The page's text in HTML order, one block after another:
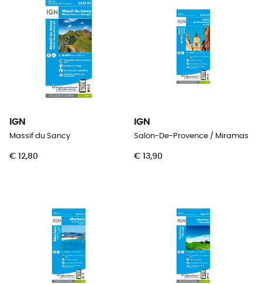
IGN
Massif du Sancy
€ 12,80
IGN
Salon-De-Provence / Miramas
€ 13,90